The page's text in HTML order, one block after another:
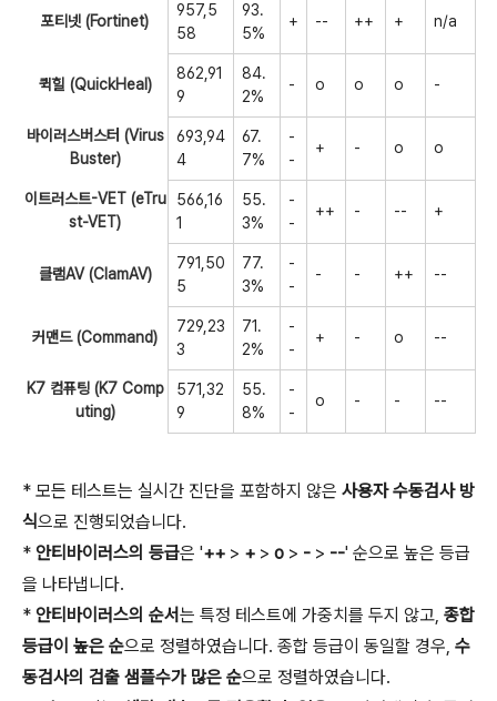
포티넷 (Fortinet)
957,5
58
93.
5%
+ -- ++ + n/a
퀵힐 (QuickHeal)
862,91
9
84.
2%
- o o o -
바이러스버스터 (Virus
Buster)
693,94
4
67.
7%
-
-
+ - o o
이트러스트-VET (eTru
st-VET)
566,16
1
55.
3%
-
-
++ - -- +
클램AV (ClamAV)
791,50
5
77.
3%
-
-
- - ++ --
커맨드 (Command)
729,23
3
71.
2%
-
-
+ - o --
K7 컴퓨팅 (K7 Comp
uting)
571,32
9
55.
8%
-
-
o - - --
* 모든 테스트는 실시간 진단을 포함하지 않은 사용자 수동검사 방
식으로 진행되었습니다.
* 안티바이러스의 등급은 '++ > + > o > - > --' 순으로 높은 등급
을 나타냅니다.
* 안티바이러스의 순서는 특정 테스트에 가중치를 두지 않고, 종합
등급이 높은 순으로 정렬하였습니다. 종합 등급이 동일할 경우, 수
동검사의 검출 샘플수가 많은 순으로 정렬하였습니다.